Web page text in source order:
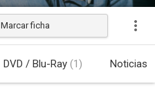
Marcar ficha
DVD / Blu-Ray (1) Noticias